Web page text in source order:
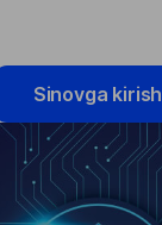
Sinovga kirish